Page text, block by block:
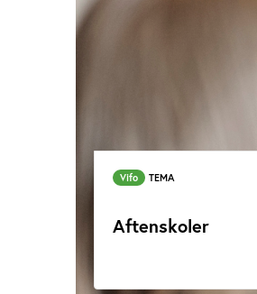
Vifo TEMA
Aftenskoler